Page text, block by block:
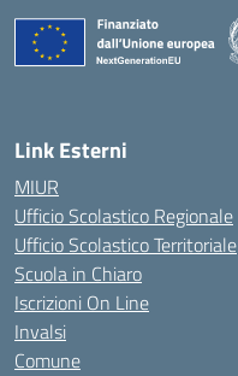
Link Esterni
MIUR
Ufficio Scolastico Regionale
Ufficio Scolastico Territoriale
Scuola in Chiaro
Iscrizioni On Line
Invalsi
Comune